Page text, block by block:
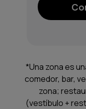
*Una zona es
comedor, bar,
zona;
(vestíbulo +